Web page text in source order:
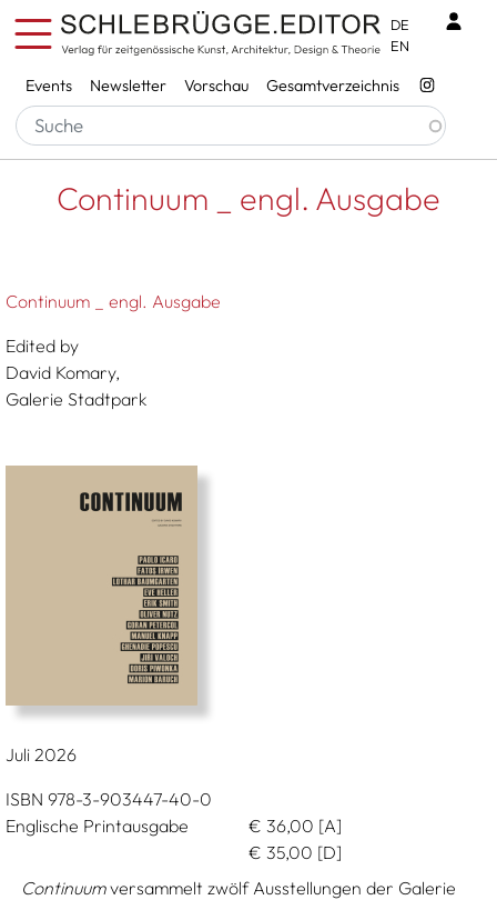
Direkt zum Inhalt
Services
Events Newsletter Vorschau Gesamtverzeichnis
DE
EN
Pfadnavigation
Startseite Continuum _ Engl. Ausgabe
Continuum _ engl. Ausgabe
Continuum _ engl. Ausgabe
Edited by
David Komary,
Galerie Stadtpark
Juli 2026
ISBN 978-3-903447-40-0
Englische Printausgabe
€ 36,00 [A]
€ 35,00 [D]
Continuumversammelt zwölf Ausstellungen der Galerie